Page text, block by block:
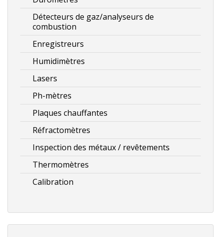
Détecteurs de gaz/analyseurs de
combustion
Enregistreurs
Humidimètres
Lasers
Ph-mètres
Plaques chauffantes
Réfractomètres
Inspection des métaux / revêtements
Thermomètres
Calibration